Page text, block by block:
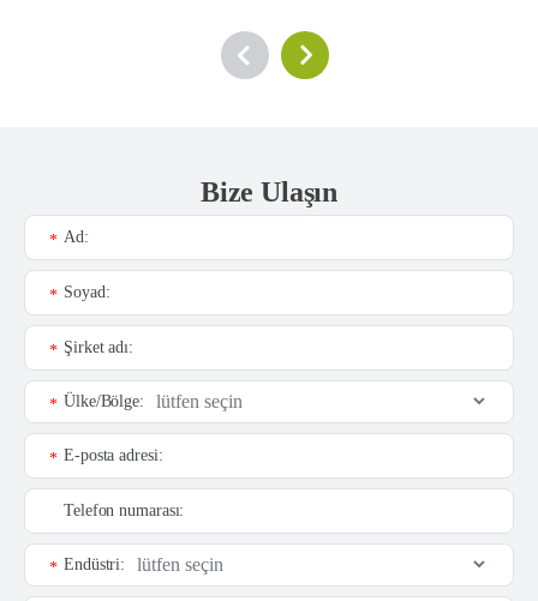
Bize Ulaşın
Ad:
*
Soyad:
*
Şirket adı:
*
Ülke/Bölge:
*
E-posta adresi:
*
Telefon numarası:
Endüstri:
*